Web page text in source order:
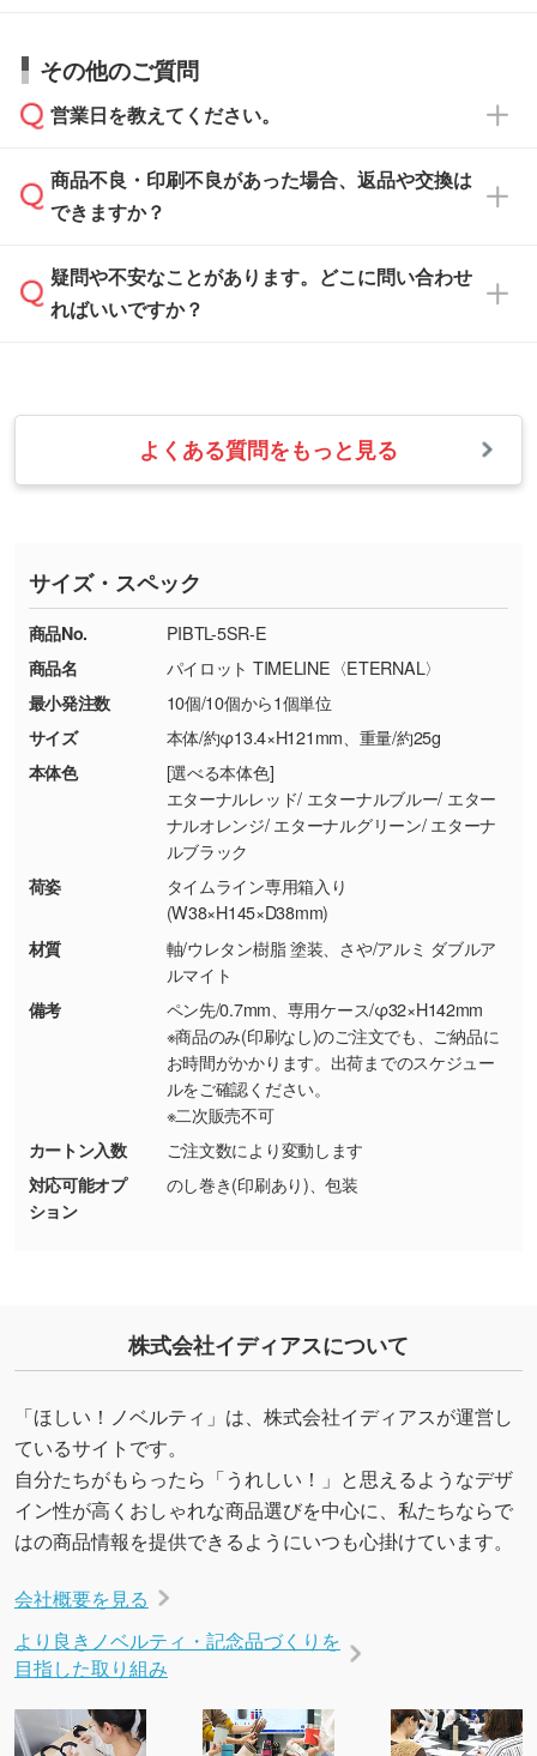
い合わせください。
なお、印刷用データの作り方に関する詳細は、
から添付してお送りください。
・解像度の低いデータをトレース/調整してほ
しい
解像度の低い画像や、手書きのイラスト、写真
などを、印刷に適したベクターデータに変換し
・フルカラーデータを1色に変換してほしい
・1色印刷でグラデーションや濃淡を表現した
い
す。→詳しく見る
・コーポレートカラーを使って印刷したい／印
刷色にこだわりがある
DIC・PANTONEなどのカラーチップの指定や、
現物支給による色指定も承っております。→
しく見る
・背景がある画像からキャラクター部分だけを
使いたいです
シンプルな背景のデータや、使いたいキャラク
ター部分の輪郭がはっきりしているデータは切
り抜き処理が可能です。→詳しく見る
・持っているデータの背景が足りない／塗り足
しの作り方が分からない
印刷したいデータが印刷範囲よりも小さい場
合、シンプルな色・柄の背景であれば拡張が可
詳しく見る
・デザインにQRコードを入れたい／QRコード
を生成してほしい
相談いただきますと、担当スタッフがお客様の
ご希望や商品の本体色を確認し、印刷色をご提
本体色がブラック、ネイビーなど濃色の場合は
白色か淡い色の印刷色をおすすめしておりま
す。
本体色がナチュラルなど淡色の場合、印刷をく
っきりと目立たせたいときは濃い印刷色が、柔
らかい雰囲気にしたいときは淡い印刷色が映え
また、お選びいただいた印刷色が本体色に合わ
ない場合や仕上がりに影響しそうな場合は、ス
タッフから別の色をご案内することもございま
その他のご質問
営業日を教えてください。
営業日は平日の10:00～18:00で、土日祝日はお
休みとなります。注文・見積・お問い合わせ
速やかに対応いたします。
商品不良・印刷不良があった場合、返品や交換は
できますか？
お手数をお掛けいたしますが、至急担当スタッ
フまでご連絡ください。商品の状況を確認し、
・お届け時に商品が損傷・故障している場合
・ご注文と異なる商品が届いた場合
・印刷不良があった場合
※詳しくは「商品の良品基準について
ください。
【返品・交換ができない場合】
・お客様の元で商品を加工された場合、または
商品が破損した場合
・商品到着後7日以上経過している場合
・お客様のご都合による返品・交換依頼(商
品・色・数量などの注文間違い等)
疑問や不安なことがあります。どこに問い合わせ
ればいいですか？
業日以内に担当スタッフよりメールにてご連絡
いたします。
お急ぎの場合はお電話でのご質問も受け付けて
TEL：0422-29-9911 営業時間10:00～
18:00(土日祝日除く)
お問い合わせフォームはこちら
よくある質問をもっと見る
サイズ・スペック
商品No.
PIBTL-5SR-E
商品名
パイロット TIMELINE〈ETERNAL〉
最小発注数
10個/10個から1個単位
サイズ
本体/約φ13.4×H121mm、重量/約25g
本体色
[選べる本体色]
エターナルレッド/ エターナルブルー/ エター
ナルオレンジ/ エターナルグリーン/ エターナ
ルブラック
荷姿
タイムライン専用箱入り
(W38×H145×D38mm)
材質
軸/ウレタン樹脂 塗装、さや/アルミ ダブルア
ルマイト
備考
ペン先/0.7mm、専用ケース/φ32×H142mm
※商品のみ(印刷なし)のご注文でも、ご納品に
お時間がかかります。出荷までのスケジュー
ルをご確認ください。
※二次販売不可
カートン入数
ご注文数により変動します
対応可能オプ
ション
のし巻き(印刷あり)、包装
株式会社イディアスについて
「ほしい！ノベルティ」は、株式会社イディアスが運営し
ているサイトです。
自分たちがもらったら「うれしい！」と思えるようなデザ
イン性が高くおしゃれな商品選びを中心に、私たちならで
はの商品情報を提供できるようにいつも心掛けています。
会社概要を見る
より良きノベルティ・記念品づくりを
目指した取り組み